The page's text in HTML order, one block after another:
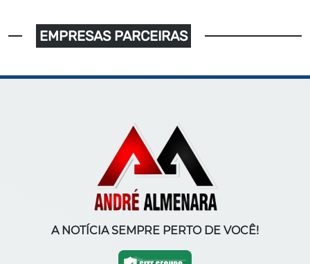
EMPRESAS PARCEIRAS
A NOTÍCIA SEMPRE PERTO DE VOCÊ!